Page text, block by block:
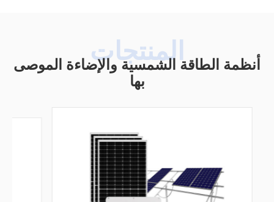
أنظمة الطاقة الشمسية والإضاءة الموصى
بها